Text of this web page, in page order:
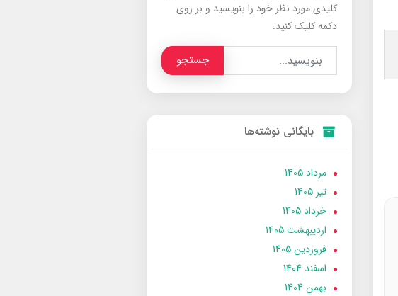
کلیدی مورد نظر خود را بنویسید و بر روی
دکمه کلیک کنید.
جستجو
بایگانی نوشته‌ها
مرداد 1405
تير 1405
خرداد 1405
ارديبهشت 1405
فروردین 1405
اسفند 1404
بهمن 1404